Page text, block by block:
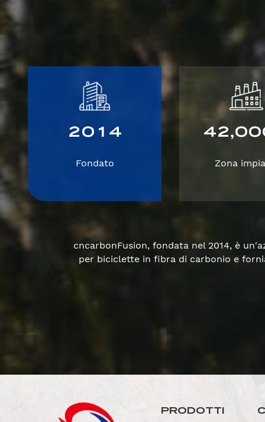
20 1 4
Fondato
42,00
Zona
cncarbonFusion, fondata nel 2014, è
per biciclette in fibra di carbonio e
PRODOTTI